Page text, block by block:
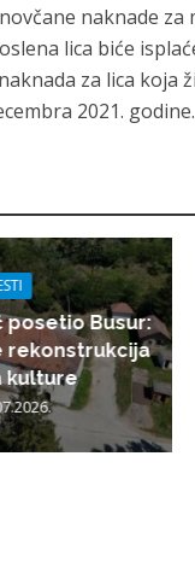
naknade za
lica biće
za lica koja
2021. godine.
posetio Busur:
rekonstrukcija
kulture